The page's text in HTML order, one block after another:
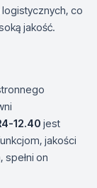
co
jakość.
12.40 jest
jakości
on